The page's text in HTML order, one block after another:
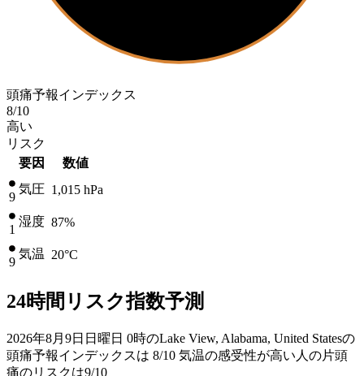
頭痛予報インデックス
8/10
高い
リスク
要因
数値
9
気圧 1,015 hPa
1
湿度 87%
9
気温 20°C
24時間リスク指数予測
2026年8月9日日曜日 0時のLake View, Alabama, United Statesの
頭痛予報インデックスは 8/10 気温の感受性が高い人の片頭
痛のリスクは9/10